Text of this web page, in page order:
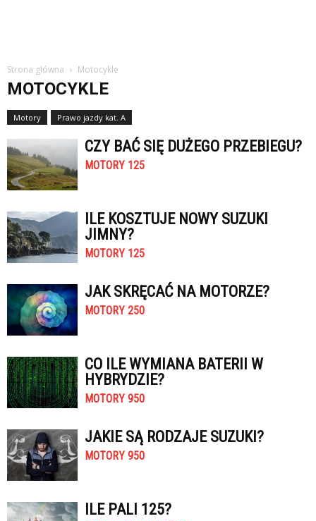
Strona główna Motocykle
MOTOCYKLE
Motory Prawo jazdy kat. A
CZY BAĆ SIĘ DUŻEGO PRZEBIEGU?
MOTORY 125
ILE KOSZTUJE NOWY SUZUKI
JIMNY?
MOTORY 125
JAK SKRĘCAĆ NA MOTORZE?
MOTORY 250
CO ILE WYMIANA BATERII W
HYBRYDZIE?
MOTORY 950
JAKIE SĄ RODZAJE SUZUKI?
MOTORY 950
ILE PALI 125?